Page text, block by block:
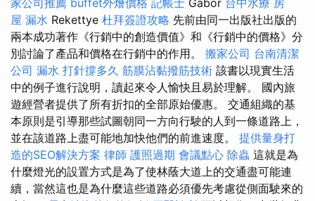
家公司推薦 buffet外燴價格 記帳士 Gábor 台中水療 房
屋 漏水 Rekettye 杜拜簽證攻略 先前由同一出版社出版的
兩本成功著作《行銷中的創造價值》和《行銷中的價格》分
別討論了產品和價格在行銷中的作用。 搬家公司 台南清潔
公司 漏水 打針撐多久 筋膜沾黏撥筋技術 該書以現實生活
中的例子進行說明，讀起來令人愉快且易於理解。 國內旅
遊經營者提供了所有折扣的全部原始優惠。 交通組織的基
本原則是引導那些試圖朝同一方向行駛的人到一條道路上，
並在該道路上盡可能地加快他們的前進速度。 提供量身打
造的SEO解決方案 律師 護照過期 會議點心 除蟲 這就是為
什麼燈光的設置方式是為了使林蔭大道上的交通盡可能連
續，當然這也是為什麼這些道路必須優先考慮從側面駛來的